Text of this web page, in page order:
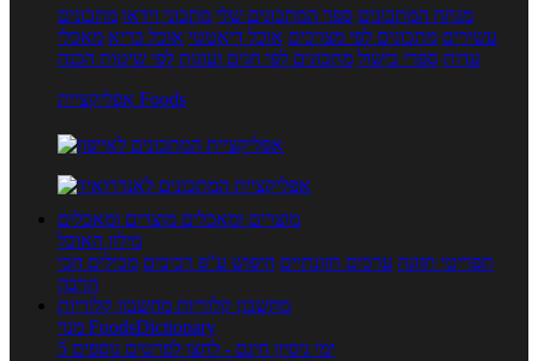
מנתח המתכונים ספר המתכונים שלי מתכוני וידאו מתכונים
עשירים מתכונים לפי מצרכים אוכל דיאטטי אוכל בריא מאכלי
עדות ספרי בישול מתכונים לפי חגים ועונות לפי שיטות הכנה
אפליקציית Foods
מוצרים ומאכלים מוצרים ומאכלים
מילון האוכל
תפריטי תזונה ערכים תזונתיים חיפוש ע"פ רכיבים מכילים הכי
הרבה
מחשבון קלוריות מחשבון קלוריות
מנוי FoodsDictionary
5 ימי ניסיון חינם - לחצו לפרטים נוספים